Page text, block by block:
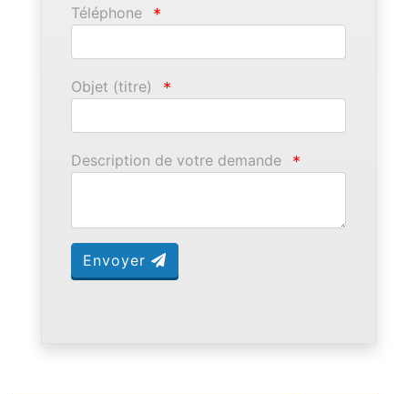
Téléphone *
Objet (titre) *
Description de votre demande *
Envoyer